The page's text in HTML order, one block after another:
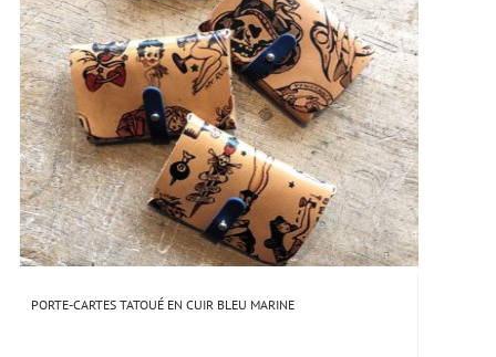
PORTE-CARTES TATOUÉ EN CUIR BLEU MARINE